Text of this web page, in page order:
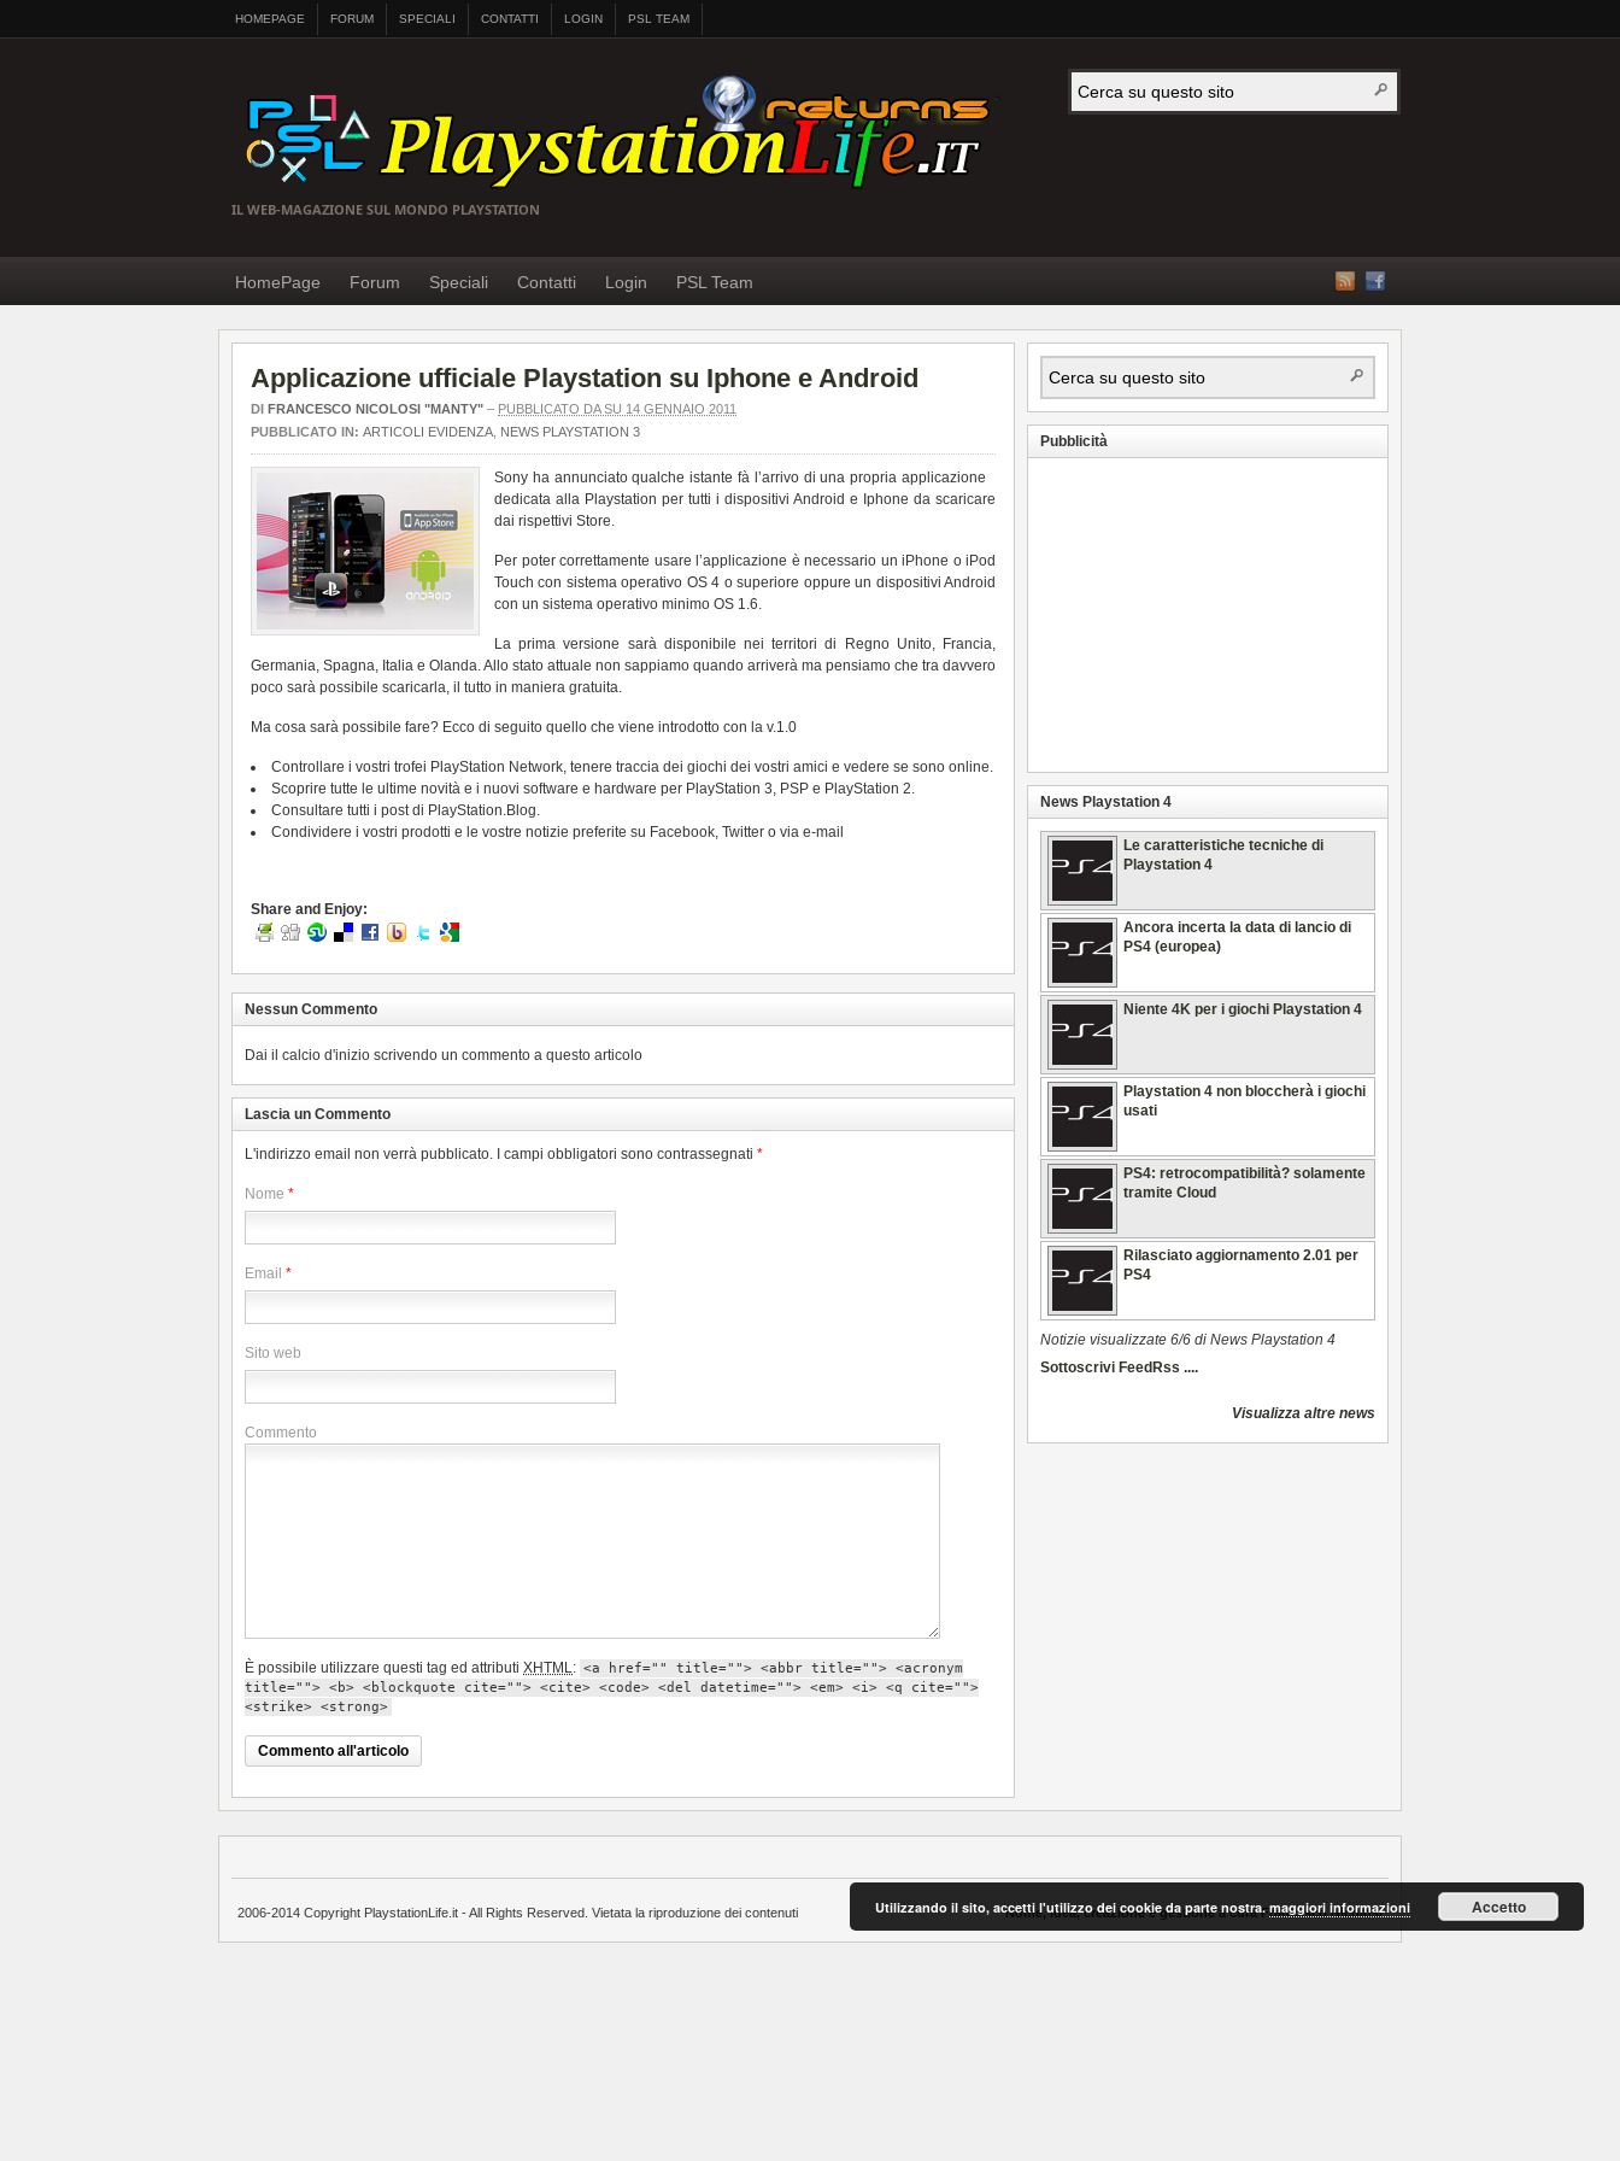
HOMEPAGE FORUM SPECIALI CONTATTI LOGIN PSL TEAM
IL WEB-MAGAZIONE SUL MONDO PLAYSTATION
HomePage Forum Speciali Contatti Login PSL Team
Applicazione ufficiale Playstation su Iphone e Android
DI FRANCESCO NICOLOSI "MANTY" – PUBBLICATO DA SU 14 GENNAIO 2011
PUBBLICATO IN: ARTICOLI EVIDENZA NEWS PLAYSTATION 3
Sony ha annunciato qualche istante fà l’arrivo di una propria applicazione
dedicata alla Playstation per tutti i dispositivi Android e Iphone da scaricare
dai rispettivi Store.
Per poter correttamente usare l’applicazione è necessario un iPhone o iPod
Touch con sistema operativo OS 4 o superiore oppure un dispositivi Android
con un sistema operativo minimo OS 1.6.
La prima versione sarà disponibile nei territori di Regno Unito, Francia,
Germania, Spagna, Italia e Olanda. Allo stato attuale non sappiamo quando arriverà ma pensiamo che tra davvero
poco sarà possibile scaricarla, il tutto in maniera gratuita.
Ma cosa sarà possibile fare? Ecco di seguito quello che viene introdotto con la v.1.0
Controllare i vostri trofei PlayStation Network, tenere traccia dei giochi dei vostri amici e vedere se sono online.
Scoprire tutte le ultime novità e i nuovi software e hardware per PlayStation 3, PSP e PlayStation 2.
Consultare tutti i post di PlayStation.Blog.
Condividere i vostri prodotti e le vostre notizie preferite su Facebook, Twitter o via e-mail
Share and Enjoy:
Nessun Commento
Dai il calcio d'inizio scrivendo un commento a questo articolo
Lascia un Commento
L'indirizzo email non verrà pubblicato. I campi obbligatori sono contrassegnati *
Nome *
Email *
Sito web
Commento
È possibile utilizzare questi tag ed attributi XHTML: <a href="" title=""> <abbr title=""> <acronym
title=""> <b> <blockquote cite=""> <cite> <code> <del datetime=""> <em> <i> <q cite="">
<strike> <strong>
Pubblicità
News Playstation 4
Le caratteristiche tecniche di
Playstation 4
Ancora incerta la data di lancio di
PS4 (europea)
Niente 4K per i giochi Playstation 4
Playstation 4 non bloccherà i giochi
usati
PS4: retrocompatibilità? solamente
tramite Cloud
Rilasciato aggiornamento 2.01 per
PS4
Notizie visualizzate 6/6 di News Playstation 4
Sottoscrivi FeedRss ....
Visualizza altre news
Nome, idea, creazione e gestione a cura Francesco Nicolosi
2006-2014 Copyright PlaystationLife.it - All Rights Reserved. Vietata la riproduzione dei contenuti Utilizzando il sito, accetti l'utilizzo dei cookie da parte nostra.maggiori informazioni Accetto